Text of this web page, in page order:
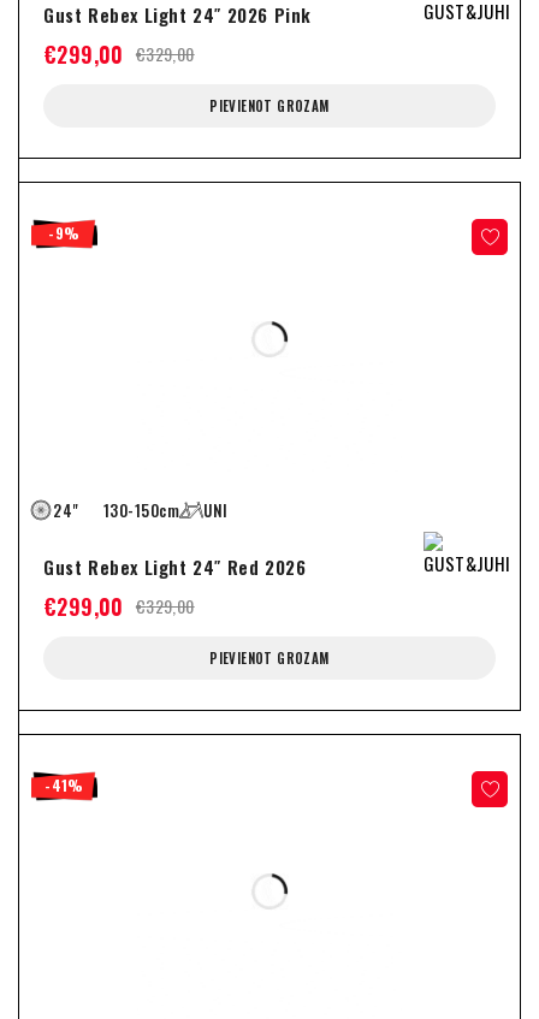
Gust Rebex Light 24″ 2026 Pink
€329,00
€299,00
PIEVIENOT GROZAM
-9%
24" 130-150cm UNI
Gust Rebex Light 24″ Red 2026
€329,00
€299,00
PIEVIENOT GROZAM
-41%